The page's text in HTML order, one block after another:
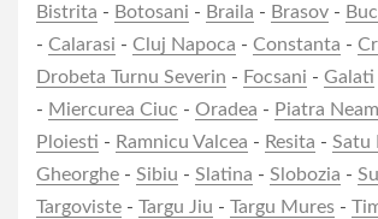
Bistrita - Botosani - Braila - Brasov -
- Calarasi - Cluj Napoca - Constanta -
Drobeta Turnu Severin - Focsani - Galati
- Miercurea Ciuc - Oradea - Piatra
Ploiesti - Ramnicu Valcea - Resita - Satu
Gheorghe - Sibiu - Slatina - Slobozia -
Targoviste - Targu Jiu - Targu Mures -